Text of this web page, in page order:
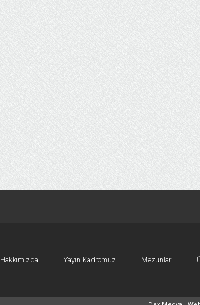
Hakkımızda Yayın Kadromuz Mezunlar